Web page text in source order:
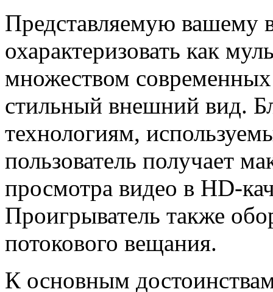
Представляемую
охарактеризовать как
множеством
стильный внешний вид.
технологиям,
пользователь получает
просмотра видео в HD-
Проигрыватель также
потокового вещания.
К основным